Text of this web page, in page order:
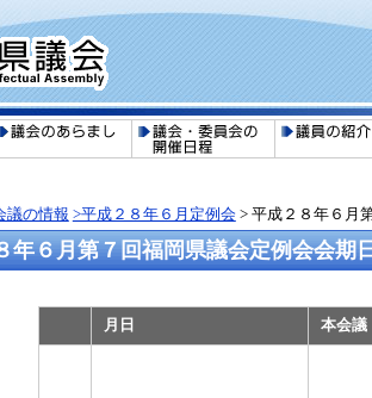
議の情報 >平成２８年６月定例会> 平成２８年６月
年６月第７回福岡県議会定例会会期
月日 本会議